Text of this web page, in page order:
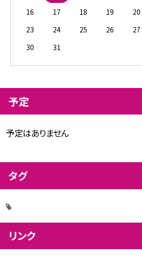
16
17 18 19 20
23
24 25 26 27
30
31
予定
予定はありません
タグ
リンク